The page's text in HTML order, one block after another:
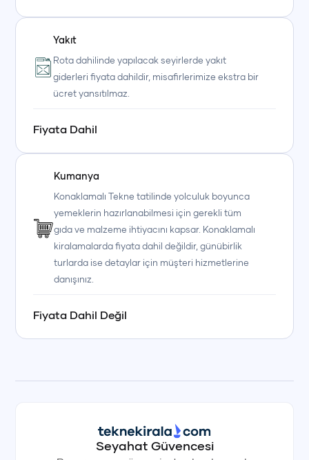
Yakıt
Rota dahilinde yapılacak seyirlerde yakıt
giderleri fiyata dahildir, misafirlerimize ekstra bir
ücret yansıtılmaz.
Fiyata Dahil
Kumanya
Konaklamalı Tekne tatilinde yolculuk boyunca
yemeklerin hazırlanabilmesi için gerekli tüm
gıda ve malzeme ihtiyacını kapsar. Konaklamalı
kiralamalarda fiyata dahil değildir, günübirlik
turlarda ise detaylar için müşteri hizmetlerine
danışınız.
Fiyata Dahil Değil
Seyahat Güvencesi